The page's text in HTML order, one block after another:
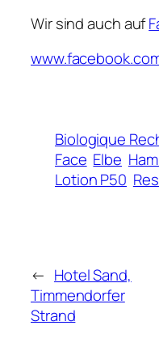
Wir sind auch auf
Biologique
Face Elbe
Lotion P50
← Hotel Sand,
Timmendorfer
Strand